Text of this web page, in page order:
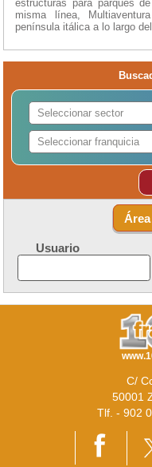
estructuras para parques
misma línea,
península itálica a lo largo
Usuario
C/
50001
Tlf. - 902